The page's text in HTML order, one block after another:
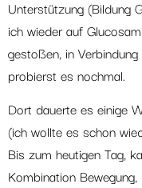
Unterstützung (Bildung
ich wieder auf
gestoßen, in
probierst es nochmal.
Dort dauerte es einige
(ich wollte es schon
Bis zum heutigen Tag,
Kombination